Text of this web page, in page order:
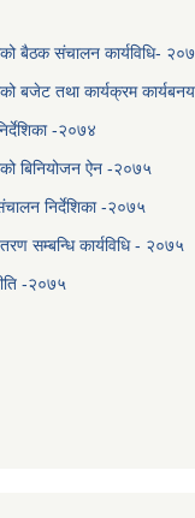
बैठक संचालन कार्यविधि-
बजेट तथा कार्यक्रम
-२०७४
बिनियोजन ऐन -२०७५
निर्देशिका -२०७५
सम्बन्धि कार्यविधि - २०७५
-२०७५